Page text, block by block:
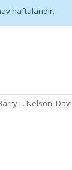
haftalarıdır.
L. Nelson,